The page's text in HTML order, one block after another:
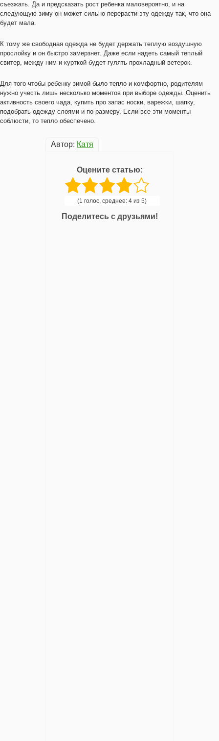
съезжать. Да и предсказать рост ребенка маловероятно, и на
следующую зиму он может сильно перерасти эту одежду так, что она
будет мала.
К тому же свободная одежда не будет держать теплую воздушную
прослойку и он быстро замерзнет. Даже если надеть самый теплый
свитер, между ним и курткой будет гулять прохладный ветерок.
Для того чтобы ребенку зимой было тепло и комфортно, родителям
нужно учесть лишь несколько моментов при выборе одежды. Оценить
активность своего чада, купить про запас носки, варежки, шапку,
подобрать одежду слоями и по размеру. Если все эти моменты
соблюсти, то тепло обеспечено.
Автор: Катя
Оцените статью:
(1 голос, среднее: 4 из 5)
Поделитесь с друзьями!